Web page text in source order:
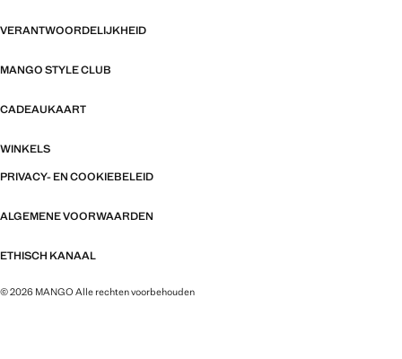
VERANTWOORDELIJKHEID
MANGO STYLE CLUB
CADEAUKAART
WINKELS
PRIVACY- EN COOKIEBELEID
ALGEMENE VOORWAARDEN
ETHISCH KANAAL
© 2026 MANGO Alle rechten voorbehouden